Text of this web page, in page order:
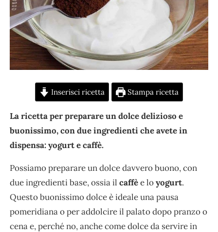
Inserisci ricetta Stampa ricetta
La ricetta per preparare un dolce delizioso e
buonissimo, con due ingredienti che avete in
dispensa: yogurt e caffè.
Possiamo preparare un dolce davvero buono, con
due ingredienti base, ossia il caffèe loyogurt.
Questo buonissimo dolce è ideale una pausa
pomeridiana o per addolcire il palato dopo pranzo o
cena e, perché no, anche come dolce da servire in